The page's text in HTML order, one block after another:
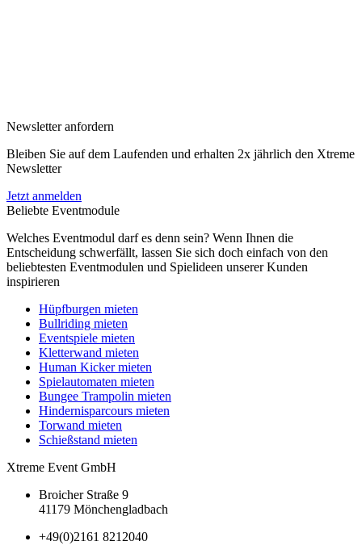
Newsletter anfordern
Bleiben Sie auf dem Laufenden und erhalten 2x jährlich den Xtreme
Newsletter
Jetzt anmelden
Beliebte Eventmodule
Welches Eventmodul darf es denn sein? Wenn Ihnen die
Entscheidung schwerfällt, lassen Sie sich doch einfach von den
beliebtesten Eventmodulen und Spielideen unserer Kunden
inspirieren
Hüpfburgen mieten
Bullriding mieten
Eventspiele mieten
Kletterwand mieten
Human Kicker mieten
Spielautomaten mieten
Bungee Trampolin mieten
Hindernisparcours mieten
Torwand mieten
Schießstand mieten
Xtreme Event GmbH
Broicher Straße 9
41179 Mönchengladbach
+49(0)2161 8212040